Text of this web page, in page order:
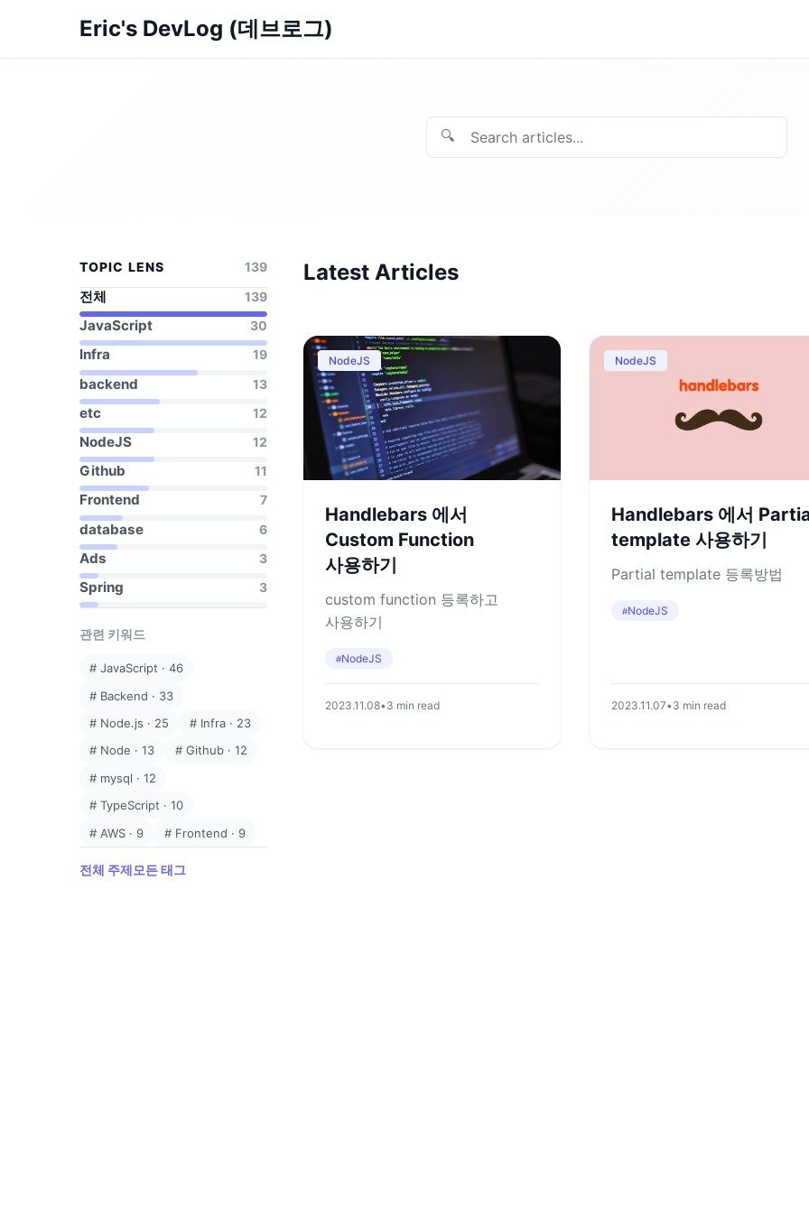
Eric's DevLog (데브로그)
🔍
TOPIC LENS 139
전체 139
JavaScript 30
Infra 19
backend 13
etc 12
NodeJS 12
Github 11
Frontend 7
database 6
Ads 3
Spring 3
관련 키워드
#JavaScript ·46
# Backend · 33
# Node.js · 25 # Infra· 23
# Node ·13 # Github· 12
# mysql ·12
#TypeScript ·10
# AWS · 9 # Frontend · 9
전체 주제모든 태그
Latest Articles
NodeJS
Handlebars 에서
Custom Function
사용하기
custom function 등록하고
사용하기
#NodeJS
2023.11.08•3 min read
NodeJS
Handlebars 에서
template 사용하기
Partial template 등록방법
#NodeJS
2023.11.07•3 min read